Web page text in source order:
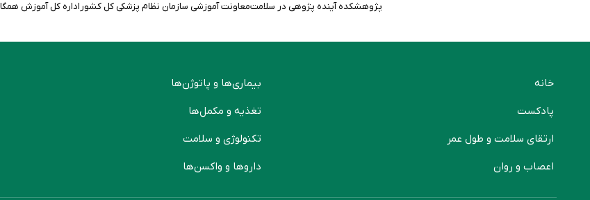
پژوهشکده آینده پژوهی در سلامتمعاونت آموزشی سازمان نظام پزشکی کل کشور اداره کل آموزش
خانه
پادکست
ارتقای سلامت و طول عمر
اعصاب و روان
بیماری‌ها و پاتوژن‌ها
تغذیه و مکمل‌ها
تکنولوژی و سلامت
دارو‌ها و واکسن‌ها